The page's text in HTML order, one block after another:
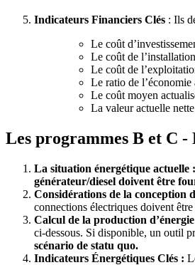
Indicateurs Financiers Clés : Ils
Le coût
Le coût de
Le coût de
Le ratio de l’économie
Le coût moyen
La valeur actuelle
Les programmes B et C -
La situation énergétique actuelle :
générateur/diesel doivent être
Considérations de la conception
connections électriques doivent
Calcul de la production
ci-dessous. Si disponible, un outil
scénario de statu quo.
Indicateurs Énergétiques Clés :